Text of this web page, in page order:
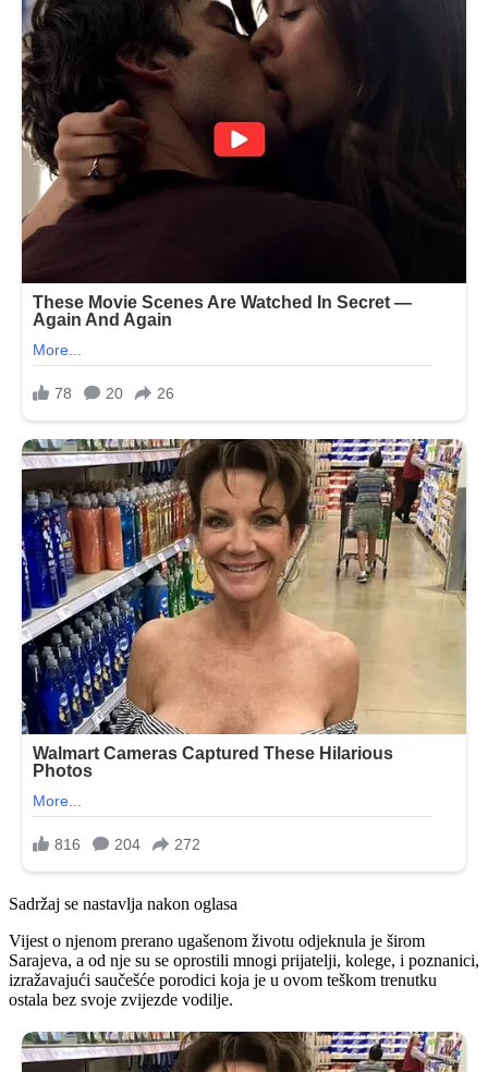
Sadržaj se nastavlja nakon oglasa
Vijest o njenom prerano ugašenom životu odjeknula je širom
Sarajeva, a od nje su se oprostili mnogi prijatelji, kolege, i poznanici,
izražavajući saučešće porodici koja je u ovom teškom trenutku
ostala bez svoje zvijezde vodilje.